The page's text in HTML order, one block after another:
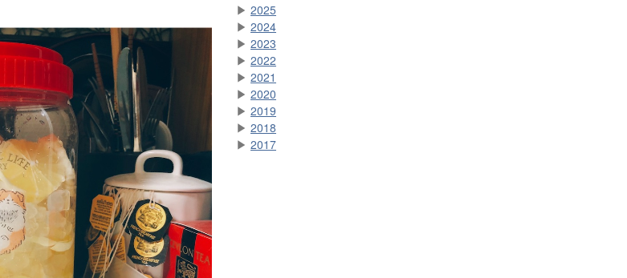
▶ 2025
▶ 2024
▶ 2023
▶ 2022
▶ 2021
▶ 2020
▶ 2019
▶ 2018
▶ 2017